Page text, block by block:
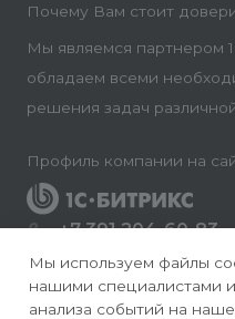
Почему Вам стоит
Мы являемся партнером
обладаем всеми
решения задач
Профиль компании на
+7 391 204-60-83
Заказать звонок
info@conversite.ru
Мы используем файлы
нашими специалистами
анализа событий на